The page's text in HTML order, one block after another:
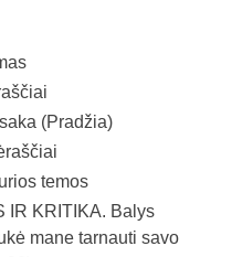
(Pradžia)
temos
IR KRITIKA. Balys
mane tarnauti savo